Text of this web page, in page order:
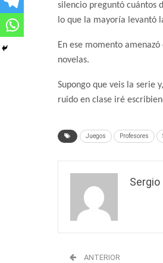
silencio preguntó cuántos
lo que la mayoría levantó
En ese momento
novelas.
Supongo que veis la serie
ruido en clase iré
Juegos Profesores
Sergio
ANTERIOR